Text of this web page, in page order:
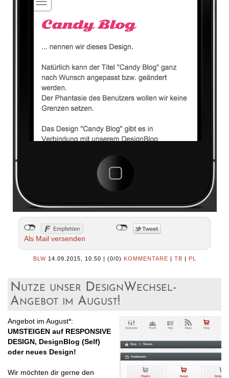
Als Mail versenden
BLW 14.09.2015, 10.50 (0/0) KOMMENTARE TB PL
Nutze unser DesignWechsel-
Angebot im August!
Angebot im August*:
UMSTEIGEN auf RESPONSIVE
DESIGN, DesignBlog (Self)
oder neues Design!
Wir möchten dir gerne den